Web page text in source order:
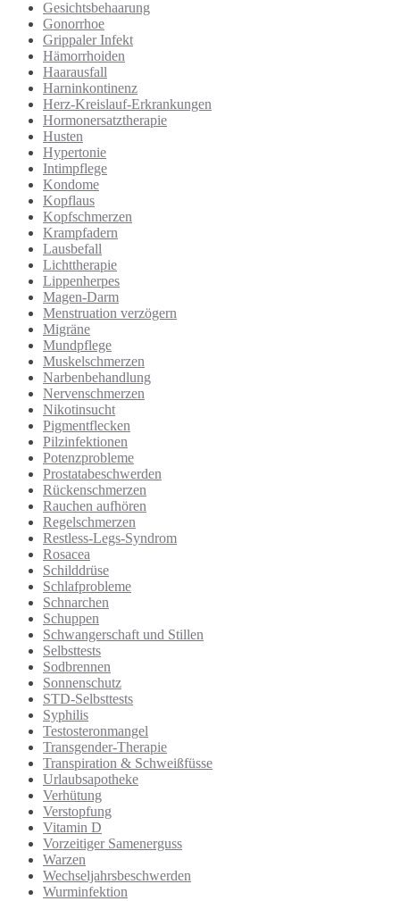
Gesichtsbehaarung
Gonorrhoe
Grippaler Infekt
Hämorrhoiden
Haarausfall
Harninkontinenz
Herz-Kreislauf-Erkrankungen
Hormonersatztherapie
Husten
Hypertonie
Intimpflege
Kondome
Kopflaus
Kopfschmerzen
Krampfadern
Lausbefall
Lichttherapie
Lippenherpes
Magen-Darm
Menstruation verzögern
Migräne
Mundpflege
Muskelschmerzen
Narbenbehandlung
Nervenschmerzen
Nikotinsucht
Pigmentflecken
Pilzinfektionen
Potenzprobleme
Prostatabeschwerden
Rückenschmerzen
Rauchen aufhören
Regelschmerzen
Restless-Legs-Syndrom
Rosacea
Schilddrüse
Schlafprobleme
Schnarchen
Schuppen
Schwangerschaft und Stillen
Selbsttests
Sodbrennen
Sonnenschutz
STD-Selbsttests
Syphilis
Testosteronmangel
Transgender-Therapie
Transpiration & Schweißfüsse
Urlaubsapotheke
Verhütung
Verstopfung
Vitamin D
Vorzeitiger Samenerguss
Warzen
Wechseljahrsbeschwerden
Wurminfektion